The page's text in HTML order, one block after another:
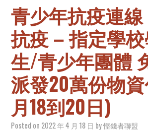
青少年抗疫連
抗疫 – 指定學
生/青少年團體
派發20萬份物
月18到20日)
Posted on 2022 年 4 月 18 日 by慳錢者聯盟